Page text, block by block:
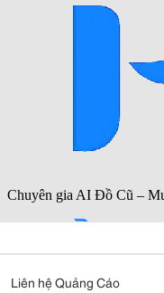
Liên hệ Quảng Cáo